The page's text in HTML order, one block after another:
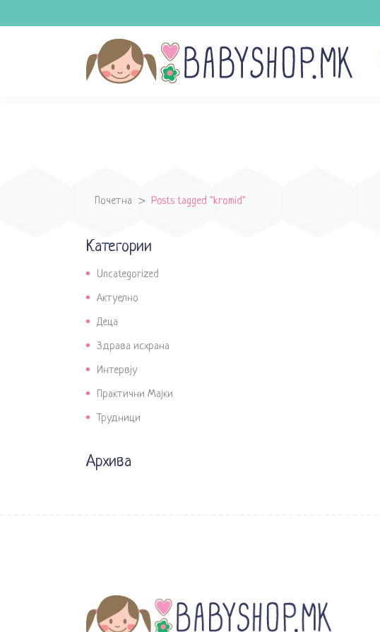
Почетна > Posts tagged "kromid"
Категории
Uncategorized
Актуелно
Деца
Здрава исхрана
Интервју
Практични Мајки
Трудници
Архива